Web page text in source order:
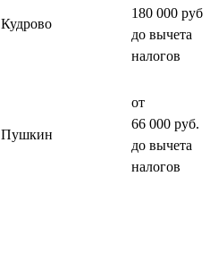
Кудрово
180 000 руб.
до вычета
налогов
Пушкин
от
66 000 руб.
до вычета
налогов